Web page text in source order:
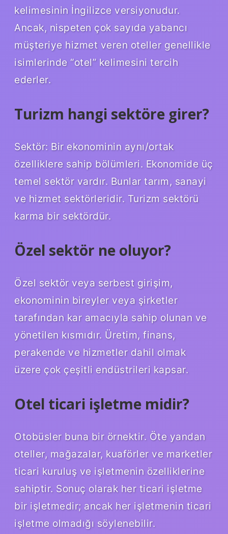
kelimesinin İngilizce versiyonudur.
Ancak, nispeten çok sayıda yabancı
müşteriye hizmet veren oteller genellikle
isimlerinde “otel” kelimesini tercih
ederler.
Turizm hangi sektöre girer?
Sektör: Bir ekonominin aynı/ortak
özelliklere sahip bölümleri. Ekonomide üç
temel sektör vardır. Bunlar tarım, sanayi
ve hizmet sektörleridir. Turizm sektörü
karma bir sektördür.
Özel sektör ne oluyor?
Özel sektör veya serbest girişim,
ekonominin bireyler veya şirketler
tarafından kar amacıyla sahip olunan ve
yönetilen kısmıdır. Üretim, finans,
perakende ve hizmetler dahil olmak
üzere çok çeşitli endüstrileri kapsar.
Otel ticari işletme midir?
Otobüsler buna bir örnektir. Öte yandan
oteller, mağazalar, kuaförler ve marketler
ticari kuruluş ve işletmenin özelliklerine
sahiptir. Sonuç olarak her ticari işletme
bir işletmedir; ancak her işletmenin ticari
işletme olmadığı söylenebilir.